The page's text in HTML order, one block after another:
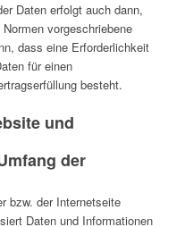
Daten erfolgt auch dann,
vorgeschriebene
dass eine Erforderlichkeit
für einen
besteht.
und
der
bzw. der Internetseite
Daten und Informationen